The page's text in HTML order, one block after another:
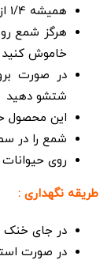
همیشه 1/4 از فیلتر شمع را تمیز نگه دارید
هرگز شمع
خاموش کنید
در صورت
شتشو دهید
این محصول
شمع را در
روی
طریقه نگهداری :
در جای خنک
در صورت